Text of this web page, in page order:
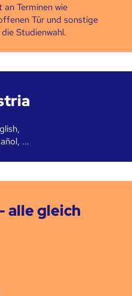
Terminen wie
Tür und sonstige
Studienwahl.
...
alle gleich